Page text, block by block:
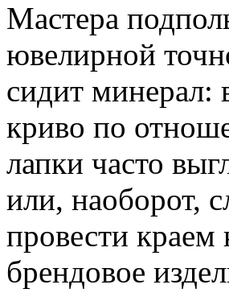
Мастера
ювелирной
сидит минерал:
криво по
лапки часто
или, наоборот,
провести краем
брендовое